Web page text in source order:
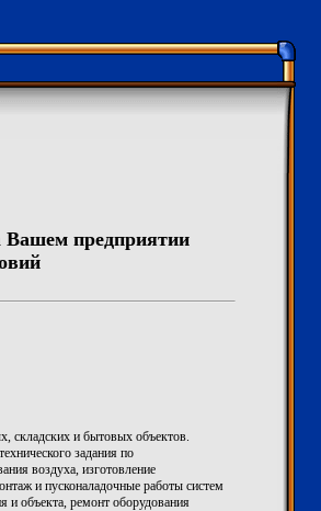
Вашем предприятии
складских и бытовых объектов.
задания по
воздуха, изготовление
и пусконаладочные работы систем
и объекта, ремонт оборудования